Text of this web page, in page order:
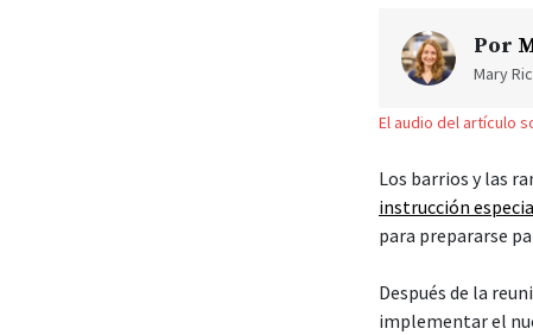
Por
Mary
El audio del artículo
Los barrios y las
instrucción
para prepararse
Después de la
implementar el